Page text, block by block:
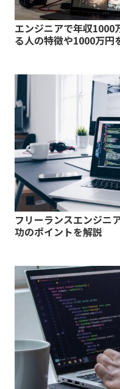
エンジニアで年収1000
る人の特徴や1000万円
フリーランスエンジニ
功のポイントを解説